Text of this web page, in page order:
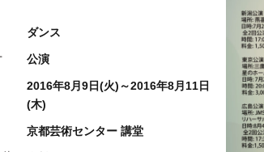
オフィシャル
ダンス
公演
2016年8月9日(火)～2016年8月11日
(木)
京都芸術センター 講堂